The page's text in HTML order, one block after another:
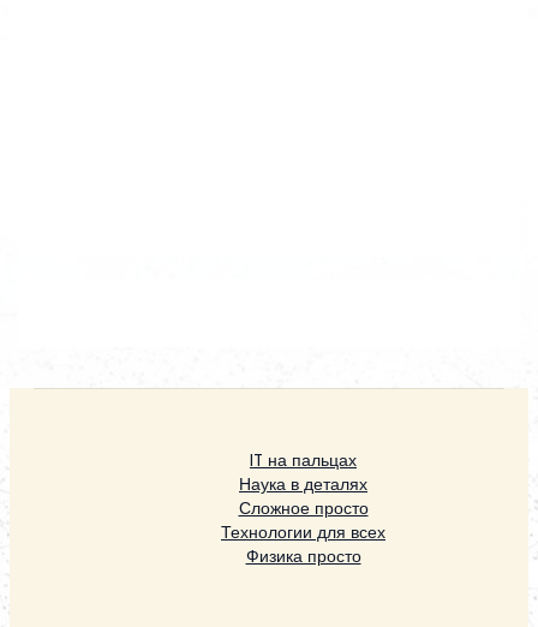
IT на пальцах
Наука в деталях
Сложное просто
Технологии для всех
Физика просто